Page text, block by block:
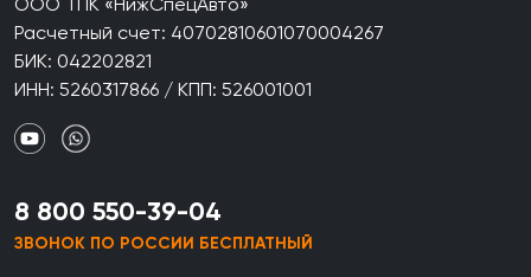
Расчетный счет: 40702810601070004267
БИК: 042202821
ИНН: 5260317866 / КПП: 526001001
8 800 550-39-04
ЗВОНОК ПО РОССИИ БЕСПЛАТНЫЙ